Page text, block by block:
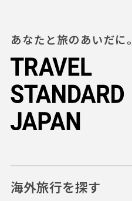
あなたと旅のあいだに。
海外旅行を探す